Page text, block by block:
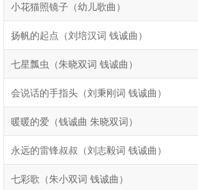
小花猫照镜子（幼儿歌曲）
扬帆的起点（刘培汉词 钱诚曲）
七星瓢虫（朱晓双词 钱诚曲）
会说话的手指头（刘秉刚词 钱诚曲）
暖暖的爱（钱诚曲 朱晓双词）
永远的雷锋叔叔（刘志毅词 钱诚曲）
七彩歌（朱小双词 钱诚曲）